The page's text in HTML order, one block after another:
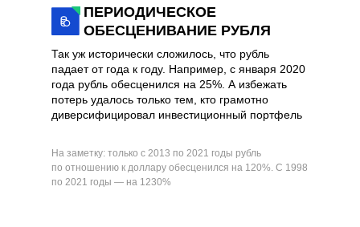
ПЕРИОДИЧЕСКОЕ
ОБЕСЦЕНИВАНИЕ РУБЛЯ
Так уж исторически сложилось, что рубль
падает от года к году. Например, с января 2020
года рубль обесценился на 25%. А избежать
потерь удалось только тем, кто грамотно
диверсифицировал инвестиционный портфель
На заметку: только с 2013 по 2021 годы рубль
по отношению к доллару обесценился на 120%. С 1998
по 2021 годы — на 1230%